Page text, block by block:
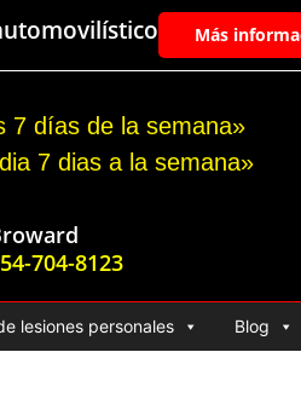
Más
7 días de la semana»
7 dias a la semana»
704-8123
lesiones personales Blog